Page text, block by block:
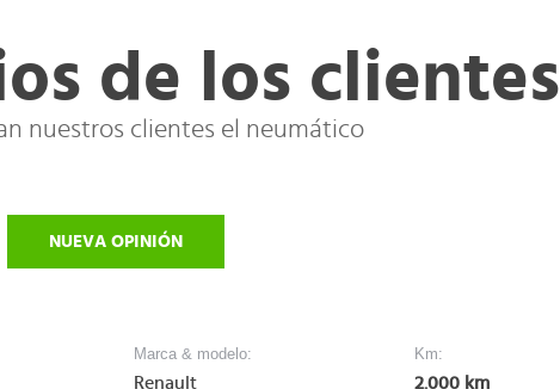
de los clientes
nuestros clientes el neumático
NUEVA OPINIÓN
Marca & modelo:
Renault
Km:
2.000 km